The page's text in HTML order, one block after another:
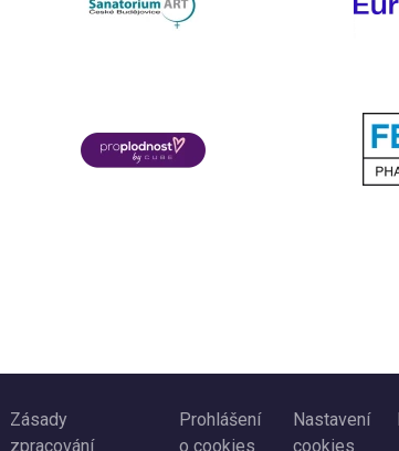
Zásady
zpracování
Prohlášení
o cookies
Nastavení
cookies